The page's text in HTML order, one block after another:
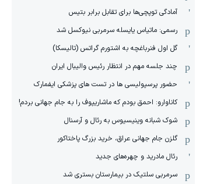
آمادگی توپچی‌ها برای تقابل برابر بتیس
رسمی: ماتیاس یایسله سرمربی نیوکسل شد
گل اول فنرباغچه به اشتورم گراتس (تالیسکا)
چند جلسه مهم در انتظار رئیس والیبال ایران
حضور پرسپولیسی ها در تست های پزشکی ایفمارک
کاناوارو: احمق بودم که ماشاریپوف را به جام جهانی بردم!
شوک شبانه وینیسیوس به رئال و آرسنال
گلزن جام جهانی عراق، خرید بزرگ پاختاکور
رئال مادرید و چهره‌های جدید
سرمربی سلتیک در بیمارستان بستری شد